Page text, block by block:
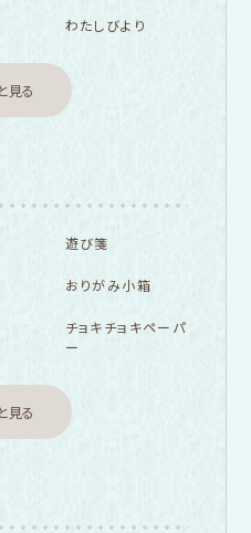
わたしびより
見る
遊び箋
おりがみ小箱
チョキチョキペーパ
ー
見る